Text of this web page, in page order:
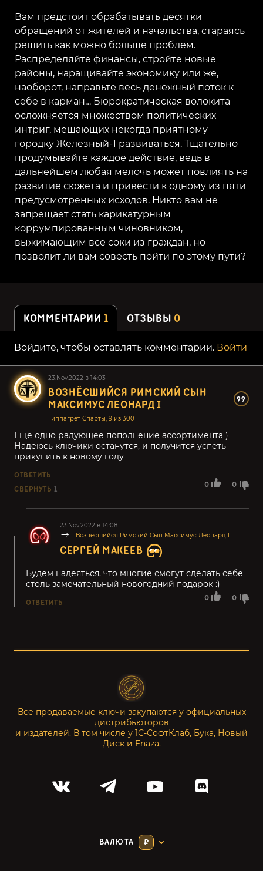
Вам предстоит обрабатывать десятки
обращений от жителей и начальства, стараясь
решить как можно больше проблем.
Распределяйте финансы, стройте новые
районы, наращивайте экономику или же,
наоборот, направьте весь денежный поток к
себе в карман… Бюрократическая волокита
осложняется множеством политических
интриг, мешающих некогда приятному
городку Железный-1 развиваться. Тщательно
продумывайте каждое действие, ведь в
дальнейшем любая мелочь может повлиять на
развитие сюжета и привести к одному из пяти
предусмотренных исходов. Никто вам не
запрещает стать карикатурным
коррумпированным чиновником,
выжимающим все соки из граждан, но
позволит ли вам совесть пойти по этому пути?
КОММЕНТАРИИ 1 ОТЗЫВЫ 0
Войдите, чтобы оставлять комментарии. Войти
23.Nov.2022 в 14:03
ВОЗНЁСШИЙСЯ РИМСКИЙ СЫН
МАКСИМУС ЛЕОНАРД I
99
Гиппагрет Спарты, 9 из 300
0 0
Еще одно радующее пополнение ассортимента )
Надеюсь ключики останутся, и получится успеть
прикупить к новому году
ОТВЕТИТЬ
СВЕРНУТЬ 1
23.Nov.2022 в 14:08
Вознёсшийся Римский Сын Максимус Леонард I
СЕРГЕЙ МАКЕЕВ
0 0
Будем надеяться, что многие смогут сделать себе
столь замечательный новогодний подарок :)
ОТВЕТИТЬ
Все продаваемые ключи закупаются у официальных
дистрибьюторов
и издателей. В том числе у 1С-СофтКлаб, Бука, Новый
Диск и Enaza.
ВАЛЮТА ₽